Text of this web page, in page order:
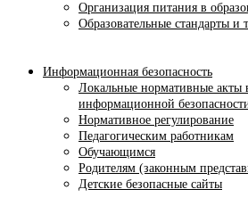
Организация питания в
Образовательные стандарты и
Информационная безопасность
Локальные нормативные акты
информационной
Нормативное регулирование
Педагогическим работникам
Обучающимся
Родителям (законным
Детские безопасные сайты